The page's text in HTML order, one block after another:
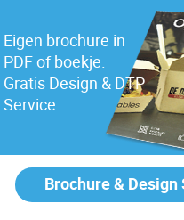
Eigen brochure in
PDF of boekje.
Gratis Design & DTP
Service
Brochure & Design